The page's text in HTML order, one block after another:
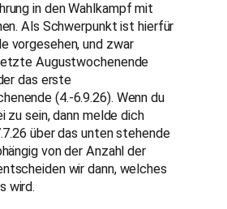
in den Wahlkampf mit
Als Schwerpunkt ist hierfür
vorgesehen, und zwar
Augustwochenende
das erste
(4.-6.9.26). Wenn du
zu sein, dann melde dich
über das unten stehende
von der Anzahl der
wir dann, welches
wird.